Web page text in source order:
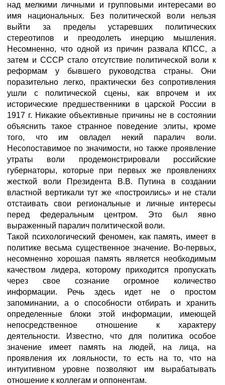
над мелкими личными и групповыми интересами во
имя национальных. Без политической воли нельзя
выйти за пределы устаревших политических
стереотипов и преодолеть инерцию мышления.
Несомненно, что одной из причин развала КПСС, а
затем и СССР стало отсутствие политической воли к
реформам у бывшего руководства страны. Они
поразительно легко, практически без сопротивления
ушли с политической сцены, как впрочем и их
исторические предшественники в царской России в
1917 г. Никакие объективные причины не в состоянии
объяснить такое странное поведение элиты, кроме
того, что им овладел некий паралич воли.
Несопоставимое по значимости, но также проявление
утраты воли продемонстрировали российские
губернаторы, которые при первых же проявлениях
жесткой воли Президента В.В. Путина в создании
властной вертикали тут же «построились» и не стали
отстаивать свои региональные и личные интересы
перед федеральным центром. Это был явно
выраженный паралич политической воли.
Такой психологический феномен, как память, имеет в
политике весьма существенное значение. Во-первых,
несомненно хорошая память является необходимым
качеством лидера, которому приходится пропускать
через свое сознание огромное количество
информации. Речь здесь идет не о простом
запоминании, а о способности отбирать и хранить
определенные блоки этой информации, имеющей
непосредственное отношение к характеру
деятельности. Известно, что для политика особое
значение имеет память на людей, на лица, на
проявления их лояльности, то есть на то, что на
интуитивном уровне позволяют им вырабатывать
отношение к коллегам и оппонентам.